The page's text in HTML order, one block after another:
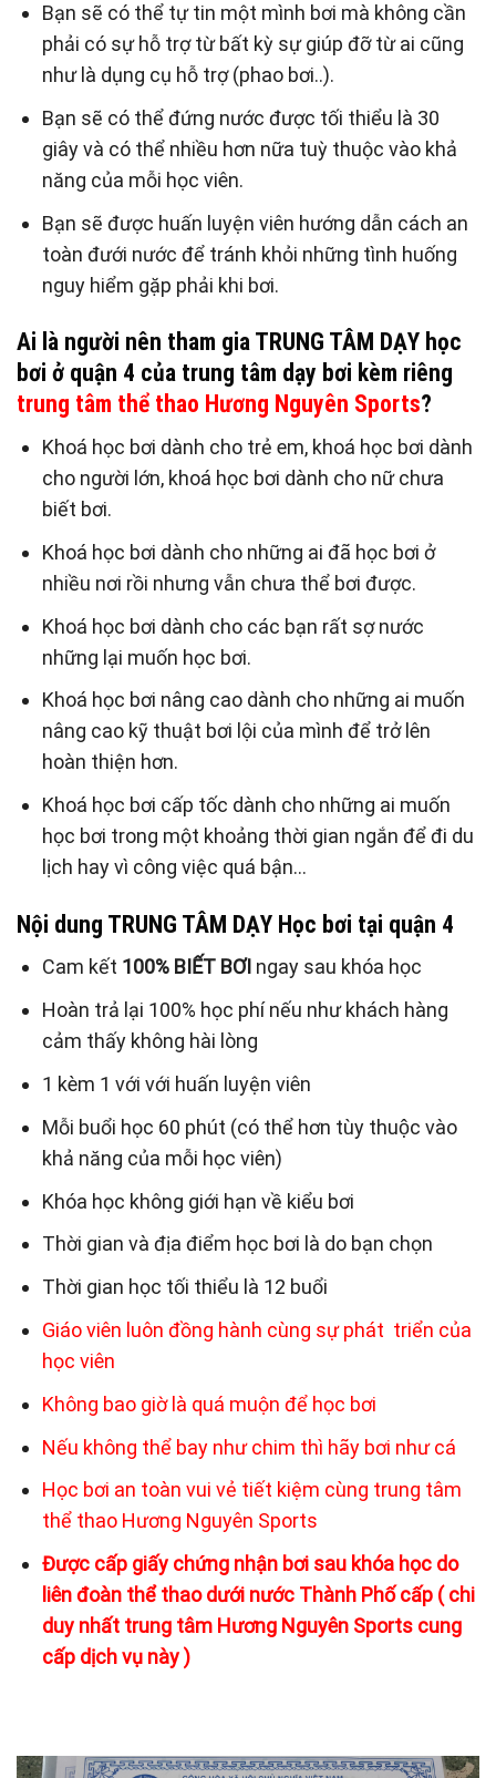
Bạn sẽ có thể tự tin một mình bơi mà không cần
phải có sự hỗ trợ từ bất kỳ sự giúp đỡ từ ai cũng
như là dụng cụ hỗ trợ (phao bơi..).
Bạn sẽ có thể đứng nước được tối thiểu là 30
giây và có thể nhiều hơn nữa tuỳ thuộc vào khả
năng của mỗi học viên.
Bạn sẽ được huấn luyện viên hướng dẫn cách an
toàn đưới nước để tránh khỏi những tình huống
nguy hiểm gặp phải khi bơi.
Ai là người nên tham gia TRUNG TÂM DẠY học
bơi ở quận 4 của trung tâm dạy bơi kèm riêng
trung tâm thể thao Hương Nguyên Sports?
Khoá học bơi dành cho trẻ em, khoá học bơi dành
cho người lớn, khoá học bơi dành cho nữ chưa
biết bơi.
Khoá học bơi dành cho những ai đã học bơi ở
nhiều nơi rồi nhưng vẫn chưa thể bơi được.
Khoá học bơi dành cho các bạn rất sợ nước
những lại muốn học bơi.
Khoá học bơi nâng cao dành cho những ai muốn
nâng cao kỹ thuật bơi lội của mình để trở lên
hoàn thiện hơn.
Khoá học bơi cấp tốc dành cho những ai muốn
học bơi trong một khoảng thời gian ngắn để đi du
lịch hay vì công việc quá bận…
Nội dung TRUNG TÂM DẠY Học bơi tại quận 4
Cam kết 100% BIẾT BƠI ngay sau khóa học
Hoàn trả lại 100% học phí nếu như khách hàng
cảm thấy không hài lòng
1 kèm 1 với với huấn luyện viên
Mỗi buổi học 60 phút (có thể hơn tùy thuộc vào
khả năng của mỗi học viên)
Khóa học không giới hạn về kiểu bơi
Thời gian và địa điểm học bơi là do bạn chọn
Thời gian học tối thiểu là 12 buổi
Giáo viên luôn đồng hành cùng sự phát triển của
học viên
Không bao giờ là quá muộn để học bơi
Nếu không thể bay như chim thì hãy bơi như cá
Học bơi an toàn vui vẻ tiết kiệm cùng trung tâm
thể thao Hương Nguyên Sports
Được cấp giấy chứng nhận bơi sau khóa học do
liên đoàn thể thao dưới nước Thành Phố cấp ( chi
duy nhất trung tâm Hương Nguyên Sports cung
cấp dịch vụ này )